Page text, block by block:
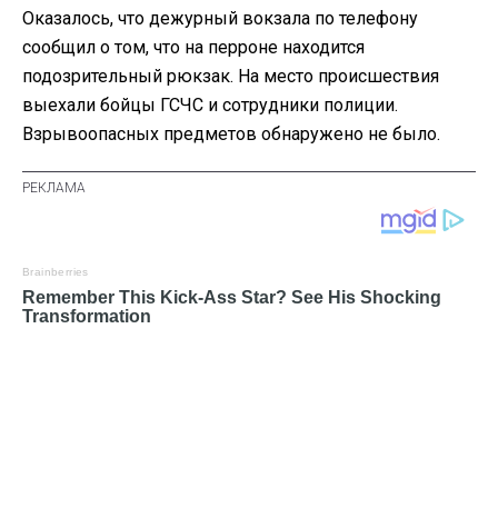
Оказалось, что дежурный вокзала по телефону
сообщил о том, что на перроне находится
подозрительный рюкзак. На место происшествия
выехали бойцы ГСЧС и сотрудники полиции.
Взрывоопасных предметов обнаружено не было.